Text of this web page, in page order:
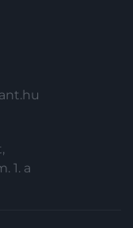
1. a